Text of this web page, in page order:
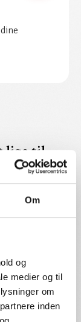
Om
og
medier og til
om
inden
lige til
med
gør det
klar til
det passer
til
af vores
Alt er